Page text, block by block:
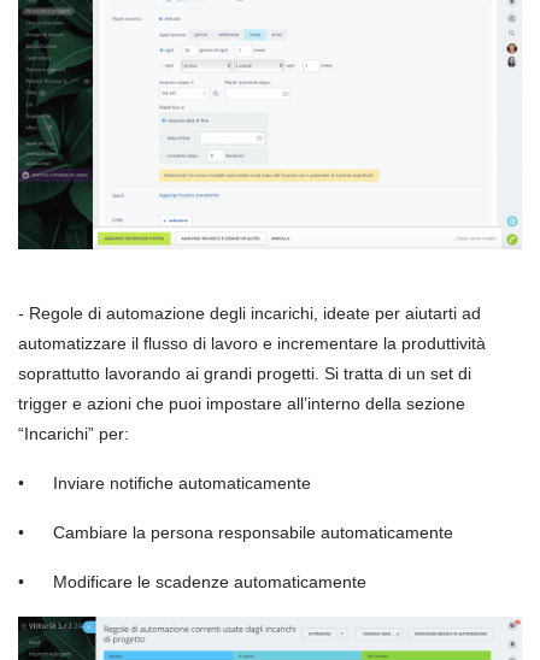
- Regole di automazione degli incarichi, ideate per aiutarti ad
automatizzare il flusso di lavoro e incrementare la produttività
soprattutto lavorando ai grandi progetti. Si tratta di un set di
trigger e azioni che puoi impostare all’interno della sezione
“Incarichi” per:
• Inviare notifiche automaticamente
• Cambiare la persona responsabile automaticamente
• Modificare le scadenze automaticamente